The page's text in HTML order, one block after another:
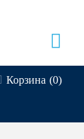
Корзина (0)